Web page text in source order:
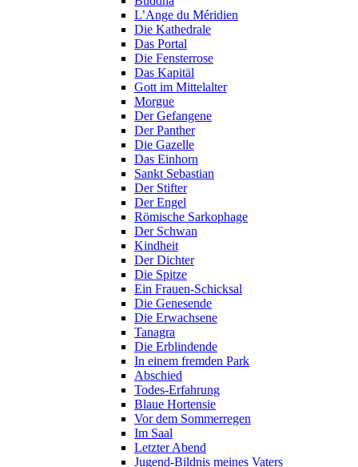
L’Ange du Méridien
Die Kathedrale
Das Portal
Die Fensterrose
Das Kapitäl
Gott im Mittelalter
Morgue
Der Gefangene
Der Panther
Die Gazelle
Das Einhorn
Sankt Sebastian
Der Stifter
Der Engel
Römische Sarkophage
Der Schwan
Kindheit
Der Dichter
Die Spitze
Ein Frauen-Schicksal
Die Genesende
Die Erwachsene
Tanagra
Die Erblindende
In einem fremden Park
Abschied
Todes-Erfahrung
Blaue Hortensie
Vor dem Sommerregen
Im Saal
Letzter Abend
Jugend-Bildnis meines Vaters